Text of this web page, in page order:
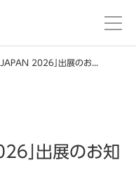
」出展のお知